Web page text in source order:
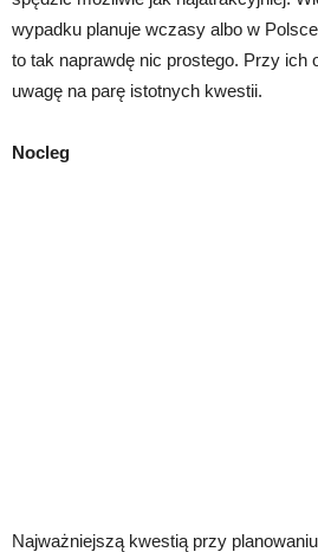
wypadku planuje wczasy albo w
to tak naprawdę nic prostego. Przy ich
uwagę na parę istotnych kwestii.
Nocleg
Najważniejszą kwestią przy